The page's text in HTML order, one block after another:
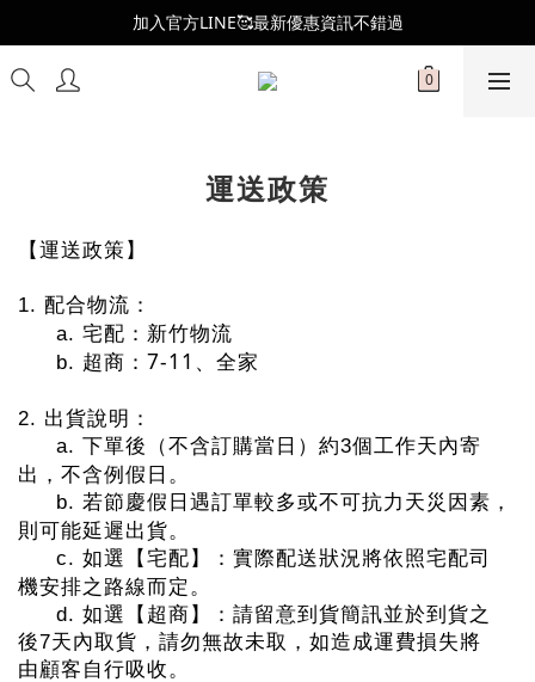
全新會員制度更新👑
加入官方LINE🥰最新優惠資訊不錯過
全新會員制度更新👑
運送政策
【運送政策】
1. 配合物流：
a. 宅配：新竹物流
b. 超商： 7-11 、全家
2. 出貨說明：
a. 下單後（不含訂購當日）約3個工作天內寄
出，不含例假日。
b. 若節慶假日遇訂單較多或不可抗力天災因素，
則可能延遲出貨。
c. 如選【宅配】：實際配送狀況將依照宅配司
機安排之路線而定。
d. 如選【超商】：請留意到貨簡訊並於到貨之
後7天內取貨，請勿無故未取，如造成運費損失將
由顧客自行吸收。